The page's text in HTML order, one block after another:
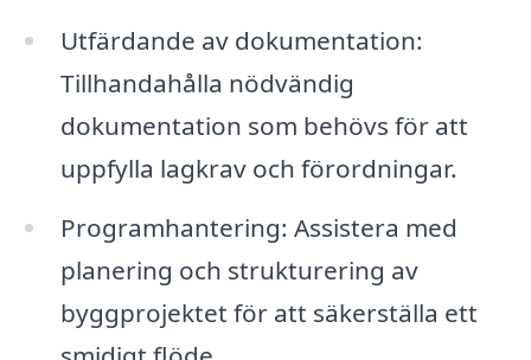
Utfärdande av dokumentation:
Tillhandahålla nödvändig
dokumentation som behövs för att
uppfylla lagkrav och förordningar.
Programhantering: Assistera med
planering och strukturering av
byggprojektet för att säkerställa ett